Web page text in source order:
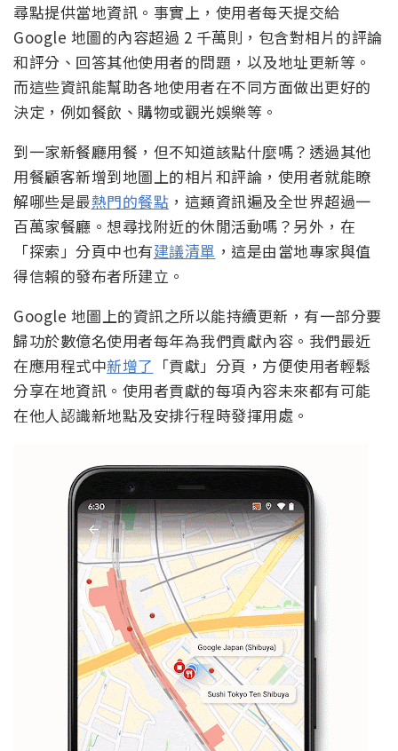
尋點提供當地資訊。事實上，使用者每天提交給
Google 地圖的內容超過 2 千萬則，包含對相片的評論
和評分、回答其他使用者的問題，以及地址更新等。
而這些資訊能幫助各地使用者在不同方面做出更好的
決定，例如餐飲、購物或觀光娛樂等。
到一家新餐廳用餐，但不知道該點什麼嗎？透過其他
用餐顧客新增到地圖上的相片和評論，使用者就能瞭
解哪些是最熱門的餐點 ，這類資訊遍及全世界超過一
百萬家餐廳。想尋找附近的休閒活動嗎？另外，在
「探索」分頁中也有建議清單 ，這是由當地專家與值
得信賴的發布者所建立。
Google 地圖上的資訊之所以能持續更新，有一部分要
歸功於數億名使用者每年為我們貢獻內容。我們最近
在應用程式中新增了 「貢獻」分頁，方便使用者輕鬆
分享在地資訊。使用者貢獻的每項內容未來都有可能
在他人認識新地點及安排行程時發揮用處。